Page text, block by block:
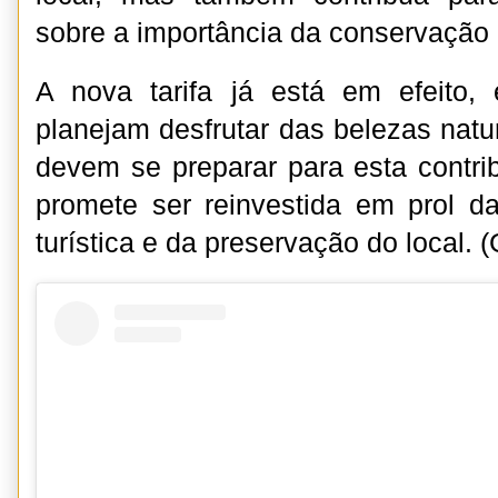
sobre a importância da conservação
A nova tarifa já está em efeito,
planejam desfrutar das belezas
devem se preparar para esta
promete ser reinvestida em prol
turística e da preservação do local.